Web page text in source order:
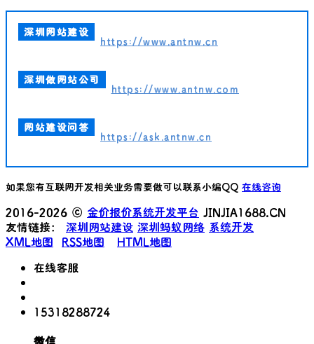
深圳网站建设
https://www.antnw.cn
深圳做网站公司
https://www.antnw.com
网站建设问答
https://ask.antnw.cn
如果您有互联网开发相关业务需要做可以联系小编QQ 在线咨询
2016-2026 © 金价报价系统开发平台 JINJIA1688.CN
友情链接： 深圳网站建设 深圳蚂蚁网络 系统开发
XML地图
RSS地图
HTML地图
在线客服
15318288724
微信